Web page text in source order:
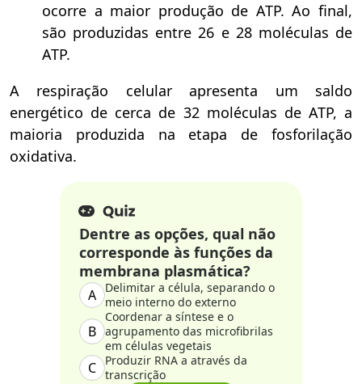
ocorre a maior produção de ATP. Ao final,
são produzidas entre 26 e 28 moléculas de
ATP.
A respiração celular apresenta um saldo
energético de cerca de 32 moléculas de ATP, a
maioria produzida na etapa de fosforilação
oxidativa.
Dentre as opções, qual não
corresponde às funções da
membrana plasmática?
A
Delimitar a célula, separando o
meio interno do externo
B
Coordenar a síntese e o
agrupamento das microfibrilas
em células vegetais
C
Produzir RNA a através da
transcrição